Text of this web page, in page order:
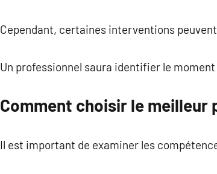
Cependant, certaines interventions
Un professionnel saura identifier le moment
Comment choisir le meilleur
Il est important de examiner les